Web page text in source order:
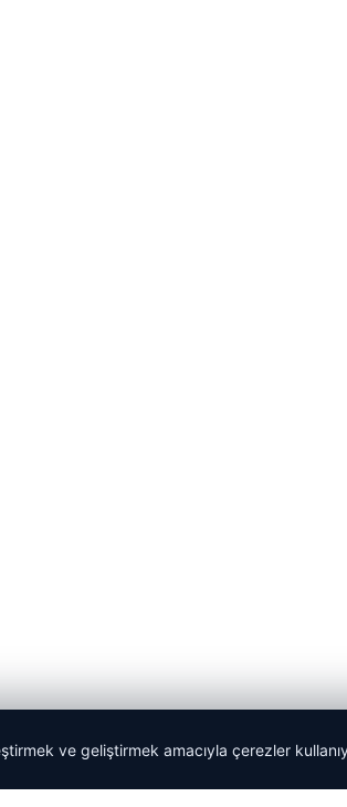
ve geliştirmek amacıyla çerezler